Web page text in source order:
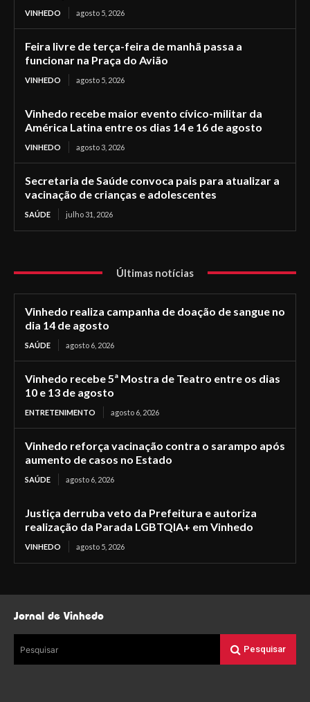
VINHEDO agosto 5, 2026
Feira livre de terça-feira de manhã passa a
funcionar na Praça do Avião
VINHEDO agosto 5, 2026
Vinhedo recebe maior evento cívico-militar da
América Latina entre os dias 14 e 16 de agosto
VINHEDO agosto 3, 2026
Secretaria de Saúde convoca pais para atualizar a
vacinação de crianças e adolescentes
SAÚDE julho 31, 2026
Últimas notícias
Vinhedo realiza campanha de doação de sangue no
dia 14 de agosto
SAÚDE agosto 6, 2026
Vinhedo recebe 5ª Mostra de Teatro entre os dias
10 e 13 de agosto
ENTRETENIMENTO agosto 6, 2026
Vinhedo reforça vacinação contra o sarampo após
aumento de casos no Estado
SAÚDE agosto 6, 2026
Justiça derruba veto da Prefeitura e autoriza
realização da Parada LGBTQIA+ em Vinhedo
VINHEDO agosto 5, 2026
Jornal de Vinhedo
Pesquisar Pesquisar